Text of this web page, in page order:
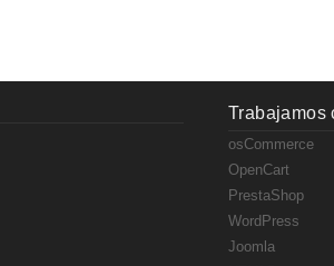
Trabajamos
osCommerce
OpenCart
PrestaShop
WordPress
Joomla